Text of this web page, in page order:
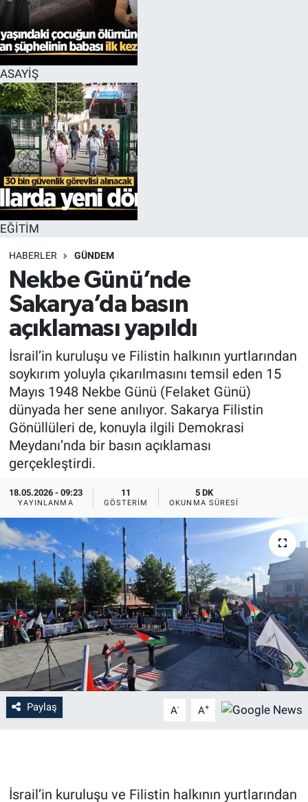
ASAYİŞ
EĞİTİM
HABERLER GÜNDEM
Nekbe Günü’nde
Sakarya’da basın
açıklaması yapıldı
İsrail’in kuruluşu ve Filistin halkının yurtlarından
soykırım yoluyla çıkarılmasını temsil eden 15
Mayıs 1948 Nekbe Günü (Felaket Günü)
dünyada her sene anılıyor. Sakarya Filistin
Gönüllüleri de, konuyla ilgili Demokrasi
Meydanı’nda bir basın açıklaması
gerçekleştirdi.
18.05.2026 - 09:23
YAYINLANMA
11
GÖSTERIM
5 DK
OKUNMA SÜRESI
Paylaş A- A+
İsrail’in kuruluşu ve Filistin halkının yurtlarından
EĞİTİM
ÖZEL HABER
HALK54 PANORAMA